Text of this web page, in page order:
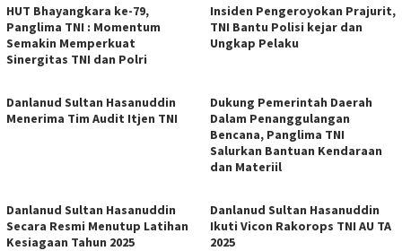
HUT Bhayangkara ke-79,
Panglima TNI : Momentum
Semakin Memperkuat
Sinergitas TNI dan Polri
Insiden Pengeroyokan Prajurit,
TNI Bantu Polisi kejar dan
Ungkap Pelaku
Danlanud Sultan Hasanuddin
Menerima Tim Audit Itjen TNI
Dukung Pemerintah Daerah
Dalam Penanggulangan
Bencana, Panglima TNI
Salurkan Bantuan Kendaraan
dan Materiil
Danlanud Sultan Hasanuddin
Secara Resmi Menutup Latihan
Kesiagaan Tahun 2025
Danlanud Sultan Hasanuddin
Ikuti Vicon Rakorops TNI AU TA
2025